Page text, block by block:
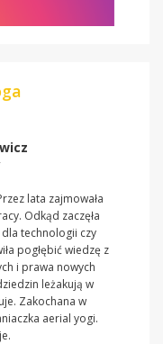
lata zajmowała
Odkąd zaczęła
dla technologii czy
pogłębić wiedzę z
i prawa nowych
leżakują w
Zakochana w
aerial yogi.